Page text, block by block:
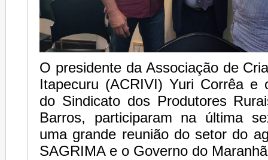
O presidente da Associação de
Itapecuru (ACRIVI) Yuri Corrêa e
do Sindicato dos Produtores
Barros, participaram na última
uma grande reunião do setor do
SAGRIMA e o Governo do